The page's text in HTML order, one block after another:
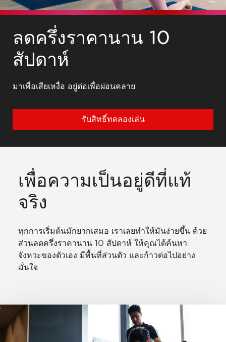
ลดครึ่งราคานาน 10
สัปดาห์
มาเพื่อเสียเหงื่อ อยู่ต่อเพื่อผ่อนคลาย
รับสิทธิ์ทดลองเล่น
เพื่อความเป็นอยู่ดีที่แท้
จริง
ทุกการเริ่มต้นมักยากเสมอ เราเลยทำให้มันง่ายขึ้น ด้วย
ส่วนลดครึ่งราคานาน 10 สัปดาห์ ให้คุณได้ค้นหา
จังหวะของตัวเอง มีพื้นที่ส่วนตัว และก้าวต่อไปอย่าง
มั่นใจ